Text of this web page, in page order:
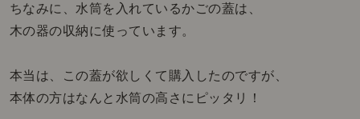
ちなみに、水筒を入れているかごの蓋は、
木の器の収納に使っています。
本当は、この蓋が欲しくて購入したのですが、
本体の方はなんと水筒の高さにピッタリ！